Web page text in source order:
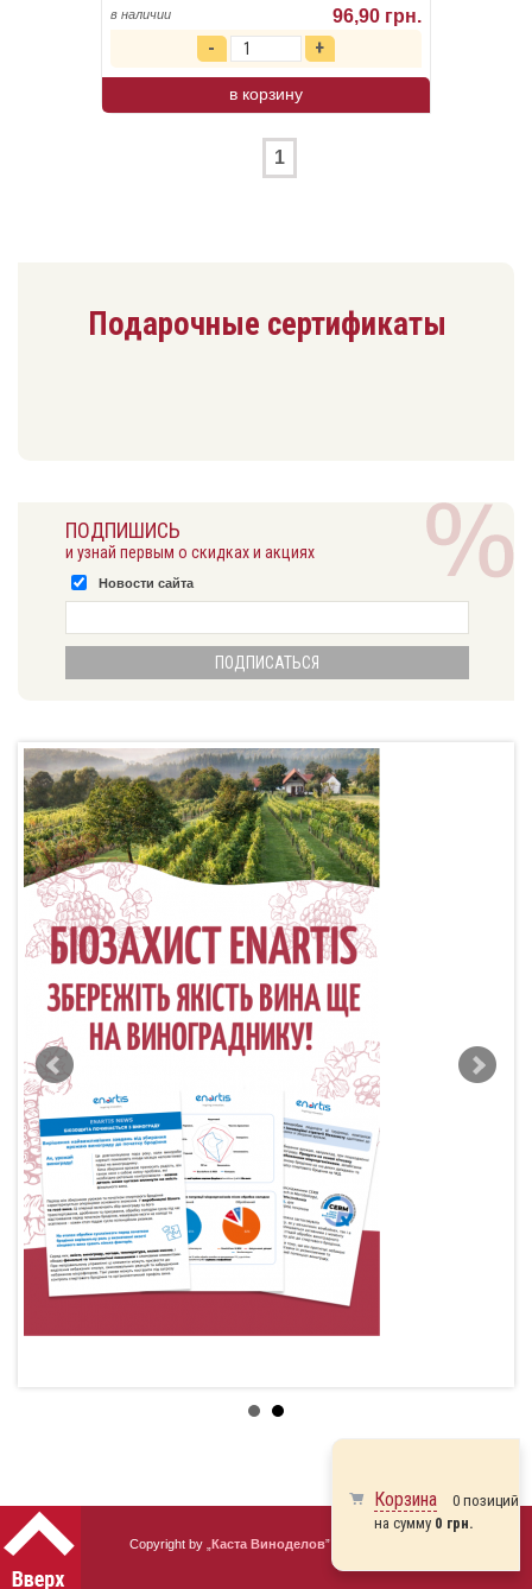
в наличии 96,90 грн.
в корзину
1
Подарочные сертификаты
ПОДПИШИСЬ
и узнай первым о скидках и акциях
Новости сайта
Copyright by „ Каста Виноделов” 2010 - 2026
Корзина
0 позиций
на сумму 0 грн.